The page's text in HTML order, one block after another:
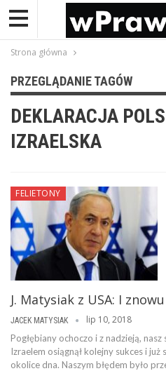
Strona główna
PRZEGLĄDANIE TAGÓW
DEKLARACJA
IZRAELSKA
FELIETONY
J. Matysiak z USA: I
JACEK MATYSIAK lip 10, 2018
Pogłębiany ochoczo i z nadzieją,
Izraelem osiągnął kolejny sukces i
okolice dna. Naszym błędem było